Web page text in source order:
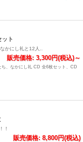
ト
かにし礼と12人..
販売価格: 3,300円(税込)～
、なかにし礼 CD 全6枚セット、CD
！
販売価格: 8,800円(税込)